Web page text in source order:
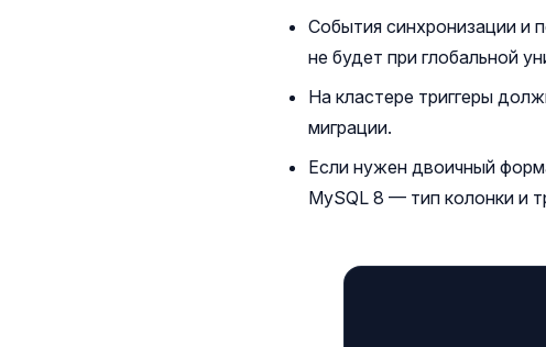
События синхронизации и
не будет при глобальной
На кластере триггеры
миграции.
Если нужен двоичный
MySQL 8 — тип колонки и